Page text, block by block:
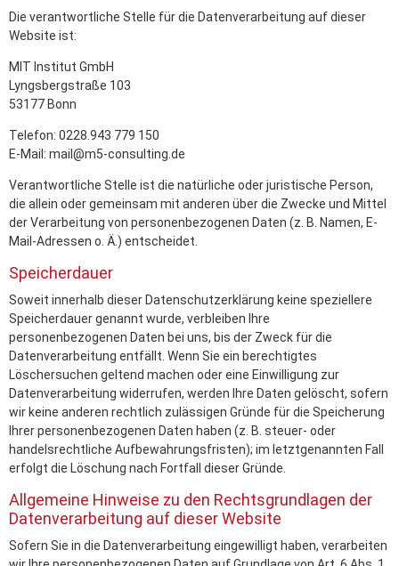
Die verantwortliche Stelle für die Datenverarbeitung auf dieser
Website ist:
MIT Institut GmbH
Lyngsbergstraße 103
53177 Bonn
Telefon: 0228.943 779 150
E-Mail: mail@m5-consulting.de
Verantwortliche Stelle ist die natürliche oder juristische Person,
die allein oder gemeinsam mit anderen über die Zwecke und Mittel
der Verarbeitung von personenbezogenen Daten (z. B. Namen, E-
Mail-Adressen o. Ä.) entscheidet.
Speicherdauer
Soweit innerhalb dieser Datenschutzerklärung keine speziellere
Speicherdauer genannt wurde, verbleiben Ihre
personenbezogenen Daten bei uns, bis der Zweck für die
Datenverarbeitung entfällt. Wenn Sie ein berechtigtes
Löschersuchen geltend machen oder eine Einwilligung zur
Datenverarbeitung widerrufen, werden Ihre Daten gelöscht, sofern
wir keine anderen rechtlich zulässigen Gründe für die Speicherung
Ihrer personenbezogenen Daten haben (z. B. steuer- oder
handelsrechtliche Aufbewahrungsfristen); im letztgenannten Fall
erfolgt die Löschung nach Fortfall dieser Gründe.
Allgemeine Hinweise zu den Rechtsgrundlagen der
Datenverarbeitung auf dieser Website
Sofern Sie in die Datenverarbeitung eingewilligt haben, verarbeiten